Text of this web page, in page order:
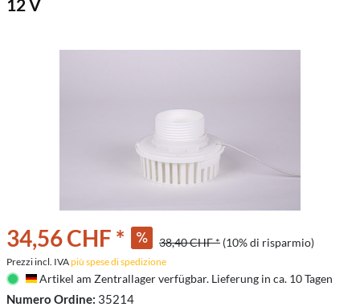
12 V
34,56 CHF * 38,40 CHF * (10% di risparmio)
Prezzi incl. IVApiù spese di spedizione
Deutschland
Artikel am Zentrallager verfügbar. Lieferung in ca. 10 Tagen
Numero Ordine: 35214